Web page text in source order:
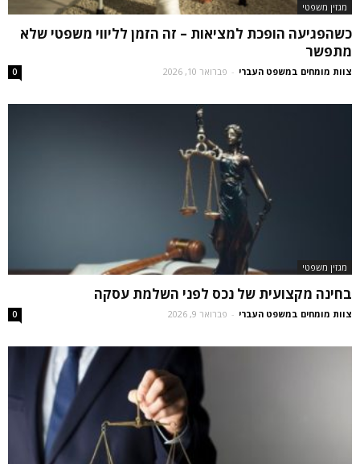
מגזין משפטי
כשהפגיעה הופכת למציאות – זה הזמן לליווי משפטי שלא
מתפשר
צוות מומחים במשפט העברי - פברואר 10, 2026 0
מגזין משפטי
בחינה מקצועית של נכס לפני השלמת עסקה
צוות מומחים במשפט העברי - פברואר 9, 2026 0